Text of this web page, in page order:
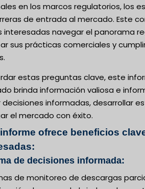
en los marcos regulatorios, los
de entrada al mercado. Este
interesadas navegar el panorama
sus prácticas comerciales y
estas preguntas clave, este
brinda información valiosa e
informadas, desarrollar
el mercado con éxito.
ofrece beneficios
de decisiones informada:
de monitoreo de descargas